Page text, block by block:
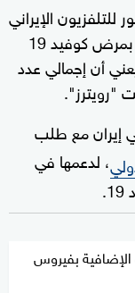
الإيراني
الرسمي: "رصدنا 1075 حالة إصابة جديدة بمرض كوفيد 19
أن إجمالي عدد
إيران مع طلب
، لدعمها في
الإضافية بفيروس